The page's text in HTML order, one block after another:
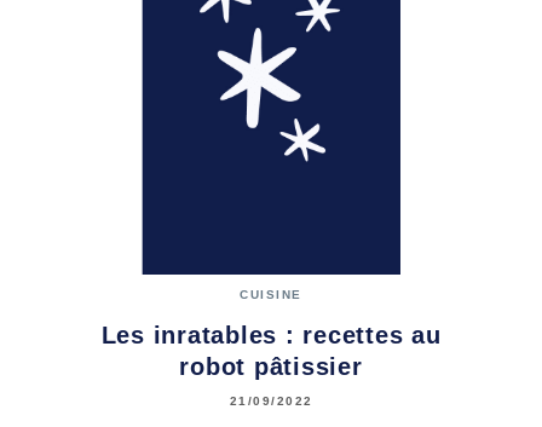
CUISINE
Les inratables : recettes au
robot pâtissier
21/09/2022